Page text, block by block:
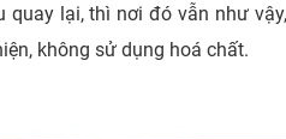
quay lại, thì nơi đó vẫn như
không sử dụng hoá chất.